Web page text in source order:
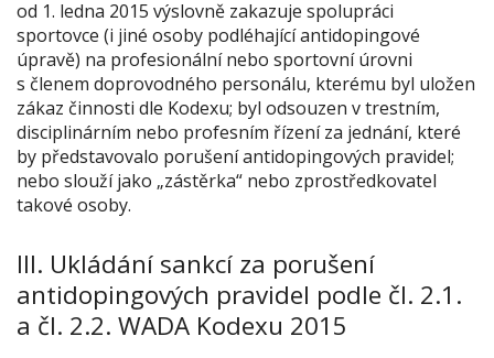
od 1. ledna 2015 výslovně zakazuje spolupráci
sportovce (i jiné osoby podléhající antidopingové
úpravě) na profesionální nebo sportovní úrovni
s členem doprovodného personálu, kterému byl uložen
zákaz činnosti dle Kodexu; byl odsouzen v trestním,
disciplinárním nebo profesním řízení za jednání, které
by představovalo porušení antidopingových pravidel;
nebo slouží jako „zástěrka“ nebo zprostředkovatel
takové osoby.
III. Ukládání sankcí za porušení
antidopingových pravidel podle čl. 2.1.
a čl. 2.2. WADA Kodexu 2015